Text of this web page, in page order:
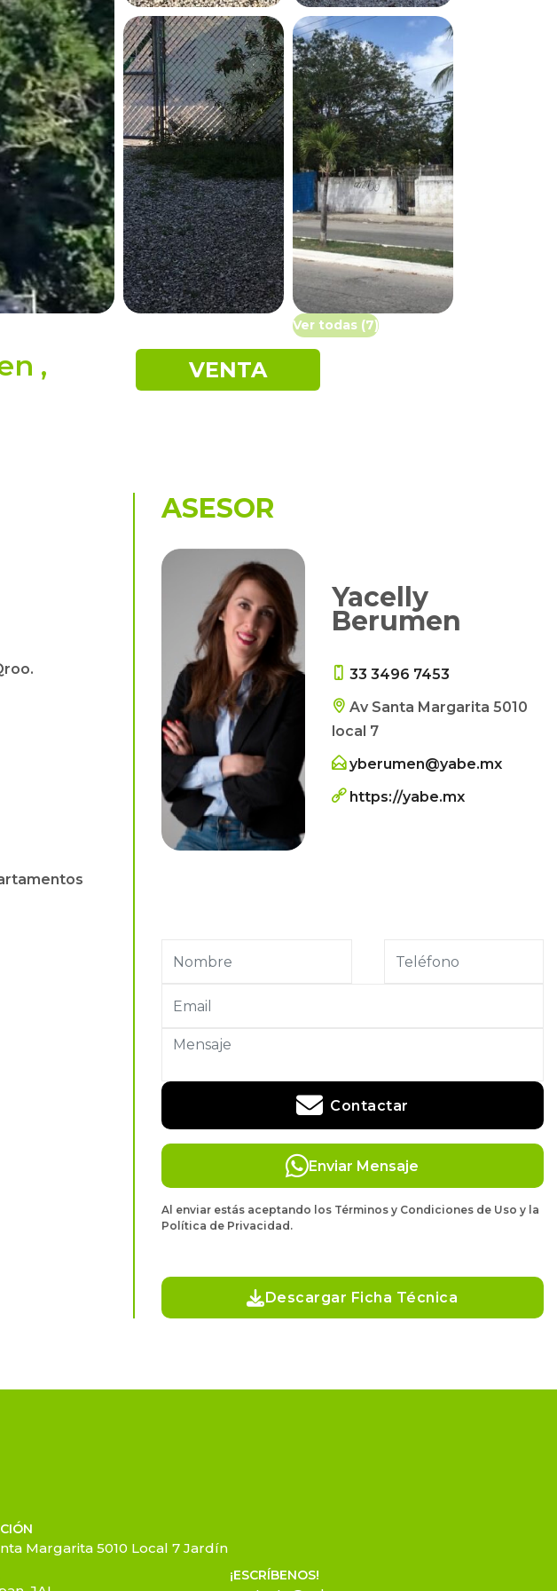
Ver todas (7)
,
VENTA
ASESOR
Yacelly
Berumen
33 3496 7453
Av Santa Margarita 5010
local 7
yberumen@yabe.mx
https://yabe.mx
Contactar
Enviar Mensaje
Al enviar estás aceptando los Términos y Condiciones de Uso y la
Política de Privacidad.
Descargar Ficha Técnica
Margarita 5010 Local 7 Jardín
¡ESCRÍBENOS!